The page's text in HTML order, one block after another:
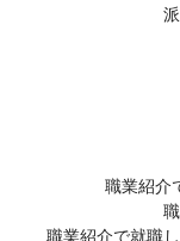
職業紹介
職業紹介で就職